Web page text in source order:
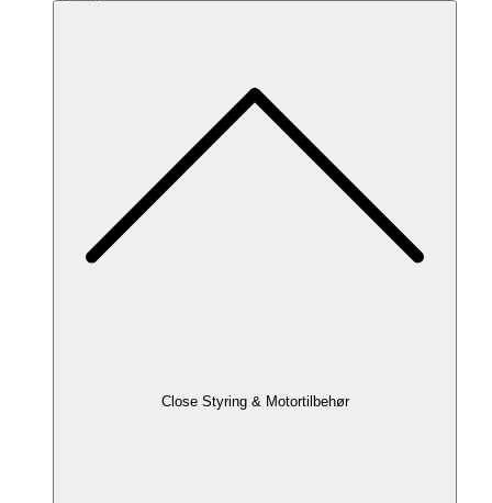
Close Styring & Motortilbehør